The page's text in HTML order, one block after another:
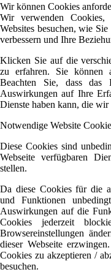
Wir können Cookies
Wir verwenden
Websites besuchen, wie
verbessern und Ihre
Klicken Sie auf die
zu erfahren. Sie können
Beachten Sie, dass das
Auswirkungen auf Ihre
Dienste haben kann, die wir
Notwendige Website
Diese Cookies sind
Webseite verfügbaren
stellen.
Da diese Cookies für die
und Funktionen
Auswirkungen auf die
Cookies jederzeit
Browsereinstellungen
dieser Webseite
Cookies zu akzeptieren /
besuchen.